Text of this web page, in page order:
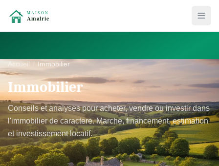
Accueil Immobilier
Immobilier
Conseils et analyses pour acheter, vendre ou investir dans
l'immobilier de caractere. Marche, financement, estimation
et investissement locatif.